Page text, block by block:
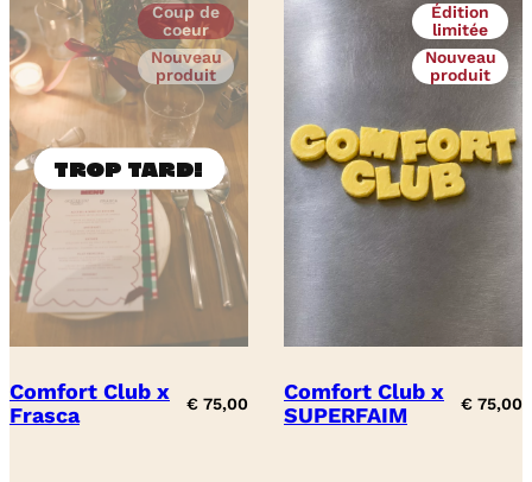
Coup de
coeur
Nouveau
produit
Comfort Club x
Frasca
€ 75,00
Édition
limitée
Nouveau
produit
Comfort Club x
SUPERFAIM
€ 75,00